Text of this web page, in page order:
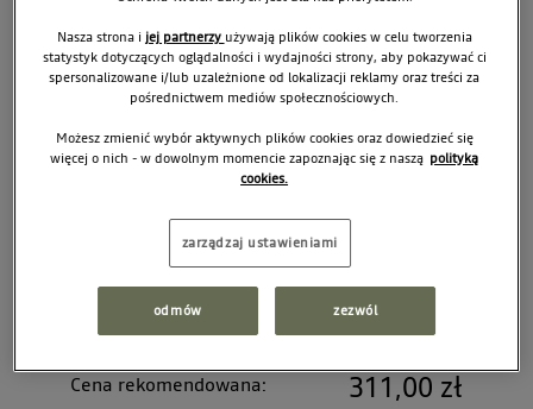
Cena rekomendowana: 311,00 zł
Nasza strona i jej partnerzy używają plików cookies w celu tworzenia
statystyk dotyczących oglądalności i wydajności strony, aby pokazywać ci
spersonalizowane i/lub uzależnione od lokalizacji reklamy oraz treści za
pośrednictwem mediów społecznościowych.
Możesz zmienić wybór aktywnych plików cookies oraz dowiedzieć się
więcej o nich - w dowolnym momencie zapoznając się z naszą polityką
cookies.
zarządzaj ustawieniami
odmów zezwól